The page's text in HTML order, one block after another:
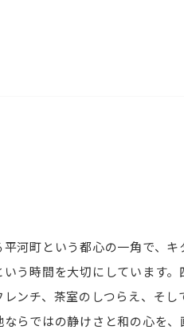
河町という都心の一角で、
う時間を大切にしています。
ンチ、茶室のしつらえ、そし
ならではの静けさと和の心を